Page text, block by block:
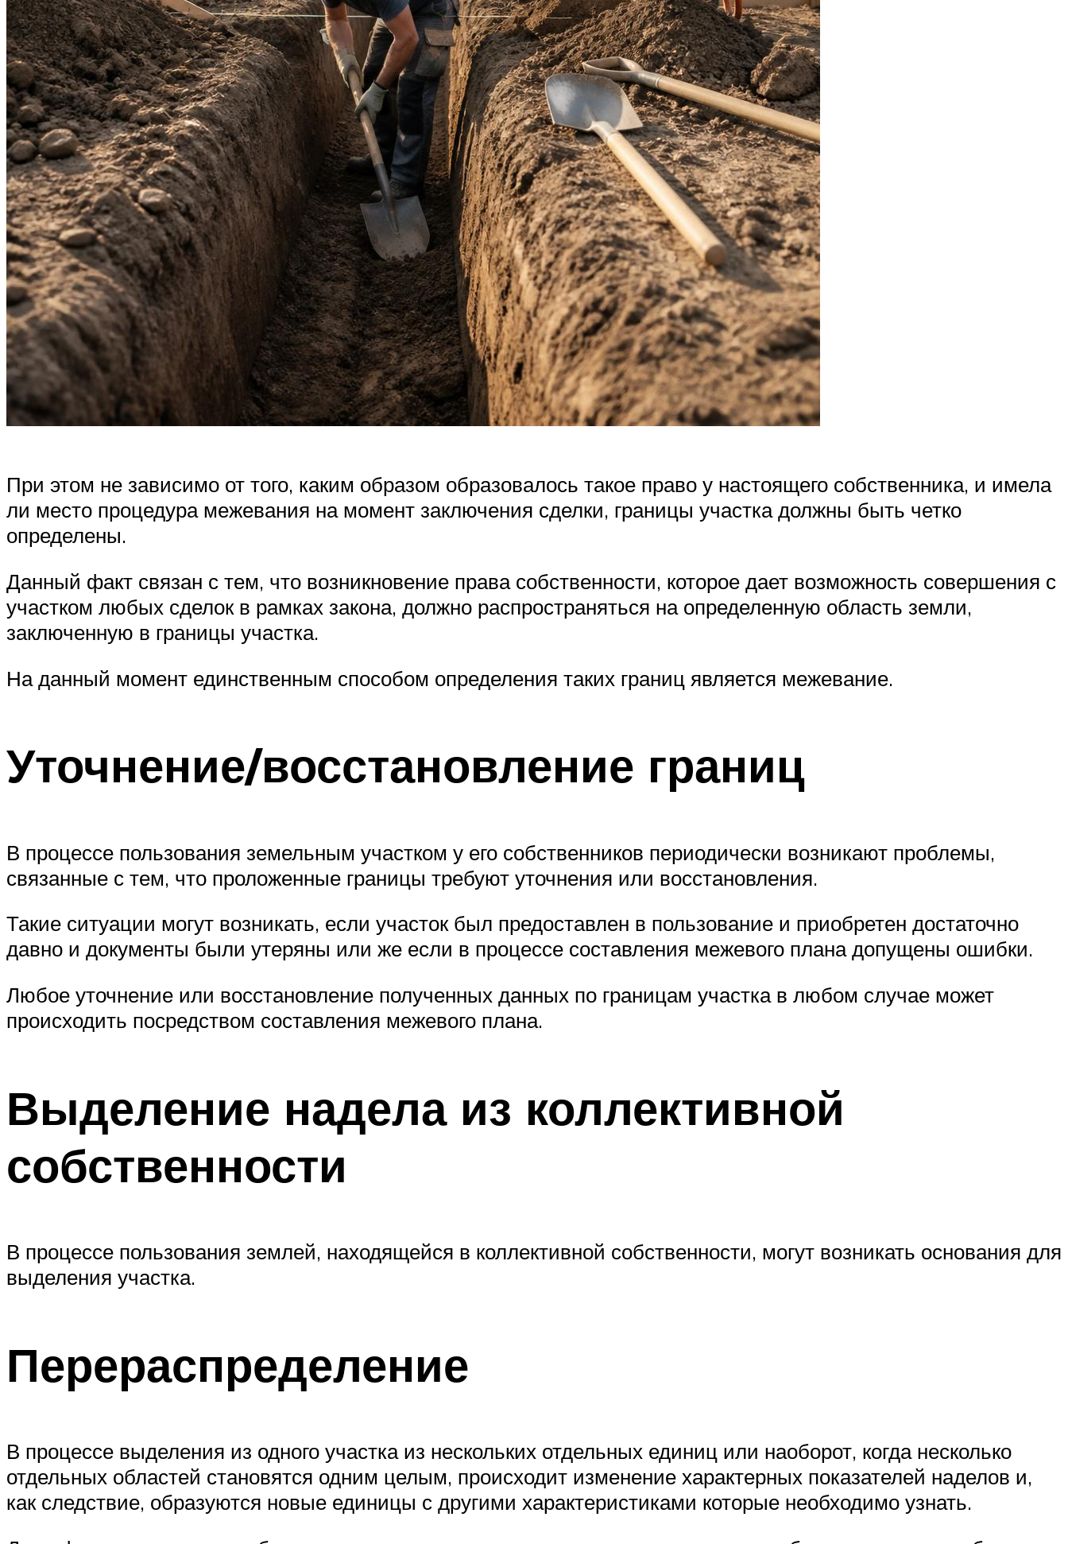
При этом не зависимо от того, каким образом образовалось такое право у настоящего собственника, и имела
ли место процедура межевания на момент заключения сделки, границы участка должны быть четко
определены.
Данный факт связан с тем, что возникновение права собственности, которое дает возможность совершения с
участком любых сделок в рамках закона, должно распространяться на определенную область земли,
заключенную в границы участка.
На данный момент единственным способом определения таких границ является межевание.
Уточнение/восстановление границ
В процессе пользования земельным участком у его собственников периодически возникают проблемы,
связанные с тем, что проложенные границы требуют уточнения или восстановления.
Такие ситуации могут возникать, если участок был предоставлен в пользование и приобретен достаточно
давно и документы были утеряны или же если в процессе составления межевого плана допущены ошибки.
Любое уточнение или восстановление полученных данных по границам участка в любом случае может
происходить посредством составления межевого плана.
Выделение надела из коллективной
собственности
В процессе пользования землей, находящейся в коллективной собственности, могут возникать основания для
выделения участка.
Перераспределение
В процессе выделения из одного участка из нескольких отдельных единиц или наоборот, когда несколько
отдельных областей становятся одним целым, происходит изменение характерных показателей наделов и,
как следствие, образуются новые единицы с другими характеристиками которые необходимо узнать.